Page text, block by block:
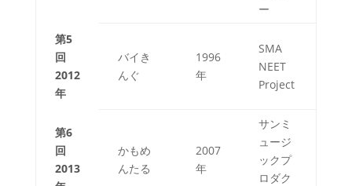
ー
第5
回
2012
年
バイき
んぐ
1996
年
SMA
NEET
Project
第6
回
2013
かもめ
んたる
2007
年
サンミ
ュージ
ックプ
ロダク